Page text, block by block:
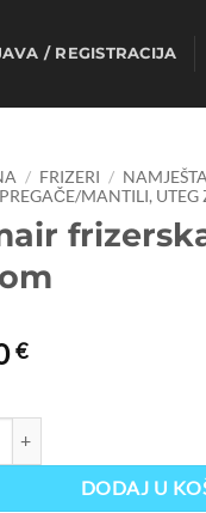
/ REGISTRACIJA
/ FRIZERI /
MANTILI, UTEG
€
DODAJ U